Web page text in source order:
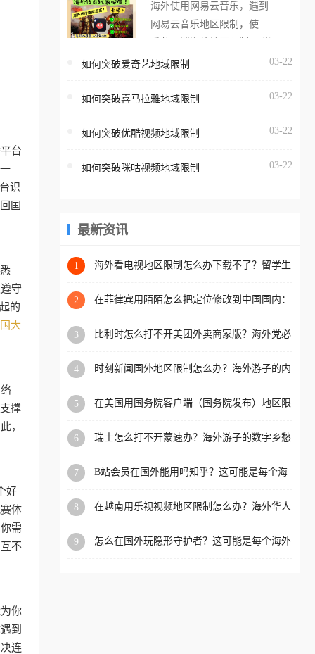
台
识
国
守
的
大
撑
，
好
体
需
不
你
到
连
地区无法播放”的提示语。
海外用户如香港、澳门、台
亚、欧洲等国家和地区时，
台一样，出现地区及版权限
地区播放。 遇到这个问题的
区工作、留学、定居等，都
权限制所困扰。
海外使用网易云音乐，遇到
网易云音乐地区限制，使用
在海外打开网易云音乐，却
所在的地区无法播放”的提示
门、台湾、美国、加拿大、
区时，网易云音乐也会像其
回国加速器，即可解决「海
版权限制」的问题，无论人
国、加拿大、澳大利亚、欧
学、定居等，都可以使用，
扰。
如何突破爱奇艺地域限制 03-22
如何突破喜马拉雅地域限制 03-22
如何突破优酷视频地域限制 03-22
如何突破咪咕视频地域限制 03-22
最新资讯
1
海外看电视地区限制怎么办下载不了？留学生
2
在菲律宾用陌陌怎么把定位修改到中国国内：
3
比利时怎么打不开美团外卖商家版？海外党必
4
时刻新闻国外地区限制怎么办？海外游子的内
5
在美国用国务院客户端（国务院发布）地区限
6
瑞士怎么打不开蒙速办？海外游子的数字乡愁
7
B站会员在国外能用吗知乎？这可能是每个海
8
在越南用乐视视频地区限制怎么办？海外华人
9
怎么在国外玩隐形守护者？这可能是每个海外